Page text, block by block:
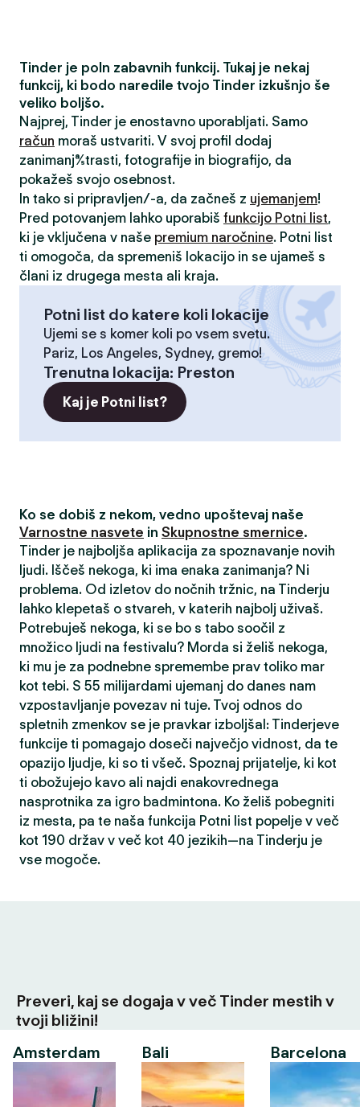
Tinder je poln zabavnih funkcij. Tukaj je nekaj
funkcij, ki bodo naredile tvojo Tinder izkušnjo še
veliko boljšo.
Najprej, Tinder je enostavno uporabljati. Samo
račun moraš ustvariti. V svoj profil dodaj
zanimanja/strasti, fotografije in biografijo, da
pokažeš svojo osebnost.
In tako si pripravljen/-a, da začneš z ujemanjem!
Pred potovanjem lahko uporabiš funkcijo Potni list,
ki je vključena v naše premium naročnine. Potni list
ti omogoča, da spremeniš lokacijo in se ujameš s
člani iz drugega mesta ali kraja.
Potni list do katere koli lokacije
Ujemi se s komer koli po vsem svetu.
Pariz, Los Angeles, Sydney, gremo!
Trenutna lokacija: Preston
Kaj je Potni list?
Ko se dobiš z nekom, vedno upoštevaj naše
Varnostne nasvete in Skupnostne smernice.
Tinder je najboljša aplikacija za spoznavanje novih
ljudi. Iščeš nekoga, ki ima enaka zanimanja? Ni
problema. Od izletov do nočnih tržnic, na Tinderju
lahko klepetaš o stvareh, v katerih najbolj uživaš.
Potrebuješ nekoga, ki se bo s tabo soočil z
množico ljudi na festivalu? Morda si želiš nekoga,
ki mu je za podnebne spremembe prav toliko mar
kot tebi. S 55 milijardami ujemanj do danes nam
vzpostavljanje povezav ni tuje. Tvoj odnos do
spletnih zmenkov se je pravkar izboljšal: Tinderjeve
funkcije ti pomagajo doseči največjo vidnost, da te
opazijo ljudje, ki so ti všeč. Spoznaj prijatelje, ki kot
ti obožujejo kavo ali najdi enakovrednega
nasprotnika za igro badmintona. Ko želiš pobegniti
iz mesta, pa te naša funkcija Potni list popelje v več
kot 190 držav v več kot 40 jezikih—na Tinderju je
vse mogoče.
Preveri, kaj se dogaja v več Tinder mestih v
tvoji bližini!
Amsterdam
Bali Barcelona